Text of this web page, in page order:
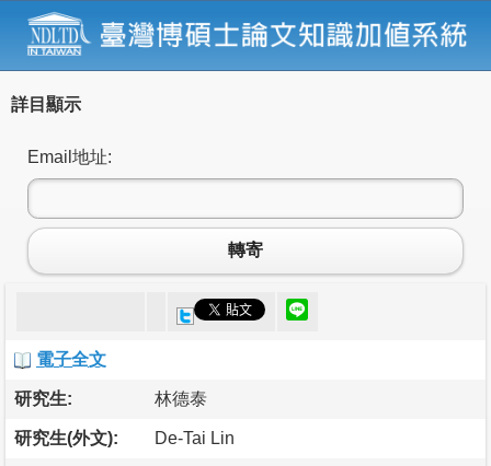
詳目顯示
Email地址:
轉寄
電子全文
研究生: 林德泰
研究生(外文): De-Tai Lin